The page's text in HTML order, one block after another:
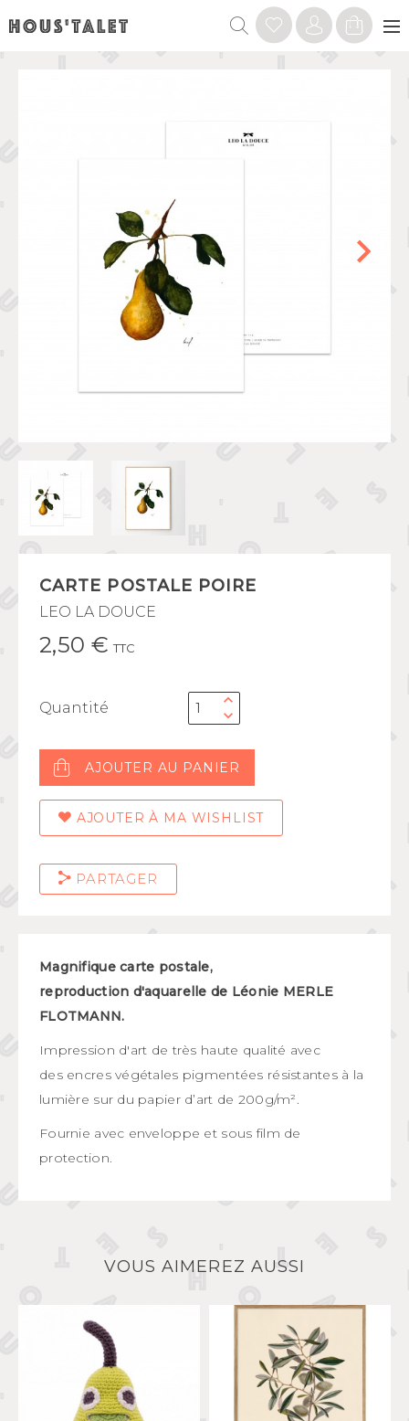
CARTE POSTALE POIRE
LEO LA DOUCE
2,50 € TTC
Quantité
AJOUTER AU PANIER
AJOUTER À MA WISHLIST
PARTAGER
Magnifique carte postale,
reproduction d'aquarelle de Léonie MERLE
FLOTMANN.
Impression d'art de très haute qualité avec
des encres végétales pigmentées résistantes à la
lumière sur du papier d’art de 200g/m².
Fournie avec enveloppe et sous film de
protection.
VOUS AIMEREZ AUSSI